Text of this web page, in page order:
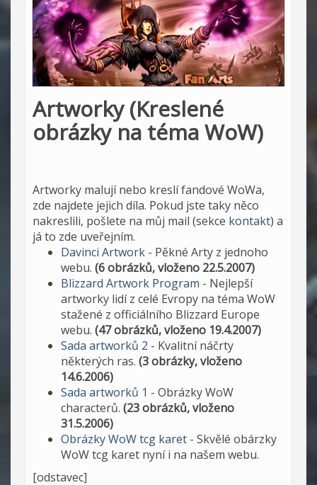
Artworky (Kreslené
obrázky na téma WoW)
Artworky malují nebo kreslí fandové WoWa,
zde najdete jejich díla. Pokud jste taky něco
nakreslili, pošlete na můj mail (sekce kontakt) a
já to zde uveřejním.
Davinci Artwork - Pěkné Arty z jednoho
webu. (6 obrázků, vloženo 22.5.2007)
Blizzard Artwork Program - Nejlepší
artworky lidí z celé Evropy na téma WoW
stažené z officiálního Blizzard Europe
webu. (47 obrázků, vloženo 19.4.2007)
Sada artworků 2 - Kvalitní náčrty
některých ras. (3 obrázky, vloženo
14.6.2006)
Sada artworků 1 - Obrázky WoW
characterů. (23 obrázků, vloženo
31.5.2006)
Obrázky WoW tcg karet - Skvělé obárzky
WoW tcg karet nyní i na našem webu.
[odstavec]